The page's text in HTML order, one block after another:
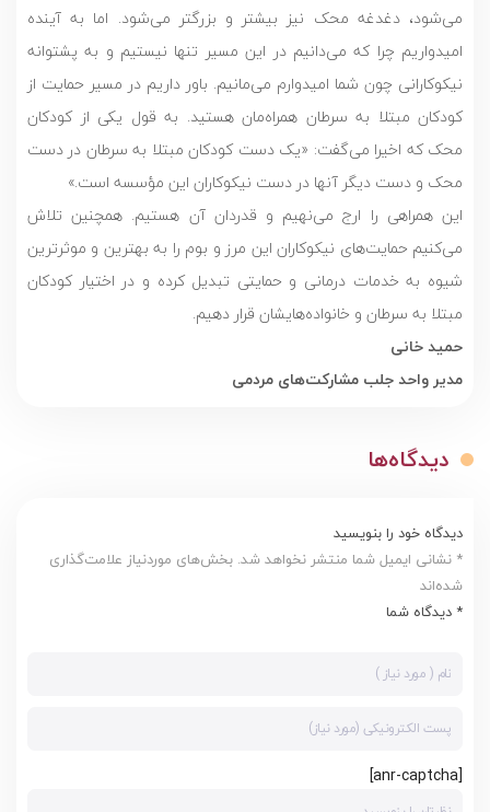
می‌شود، دغدغه محک نیز بیشتر و بزرگتر می‌شود. اما به آینده
امیدواریم چرا که می‌دانیم در این مسیر تنها نیستیم و به پشتوانه
نیکوکارانی چون شما امیدوارم می‌مانیم. باور داریم در مسیر حمایت از
کودکان مبتلا به سرطان همراه‌مان هستید. به قول یکی از کودکان
محک که اخیرا می‌گفت: «یک دست کودکان مبتلا به سرطان در دست
محک و دست دیگر آنها در دست نیکوکاران این مؤسسه است.»
این همراهی را ارج می‌نهیم و قدردان آن هستیم. همچنین تلاش
می‌کنیم حمایت‌های نیکوکاران این مرز و بوم را به بهترین و موثرترین
شیوه به خدمات درمانی و حمایتی تبدیل کرده و در اختیار کودکان
مبتلا به سرطان و خانواده‌هایشان قرار دهیم.
حمید خانی
مدیر واحد جلب مشارکت‌های مردمی
دیدگاه‌ها
دیدگاه خود را بنویسید
* نشانی ایمیل شما منتشر نخواهد شد. بخش‌های موردنیاز علامت‌گذاری
شده‌اند
* دیدگاه شما
[anr-captcha]